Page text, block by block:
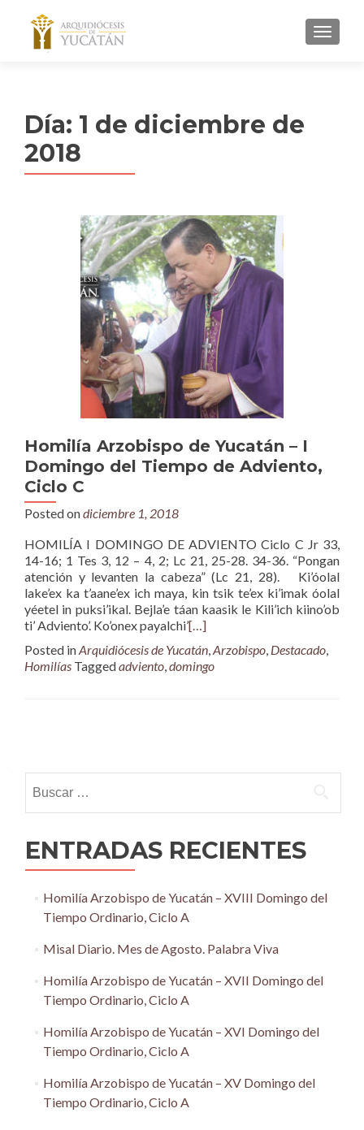
MENU
Día: 1 de diciembre de
2018
Homilía Arzobispo de Yucatán – I
Domingo del Tiempo de Adviento,
Ciclo C
Posted ondiciembre 1, 2018
HOMILÍA I DOMINGO DE ADVIENTO Ciclo C Jr 33,
14-16; 1 Tes 3, 12 – 4, 2; Lc 21, 25-28. 34-36. “Pongan
atención y levanten la cabeza” (Lc 21, 28). Ki’óolal
lake’ex ka t’aane’ex ich maya, kin tsik te’ex ki’imak óolal
yéetel in puksi’ikal. Bejla’e táan kaasik le Kili’ich kiino’ob
ti’ Adviento’. Ko’onex payalchi’[…]
Posted inArquidiócesis de Yucatán,Arzobispo, Destacado,
Homilías Taggedadviento,domingo
navigation
ENTRADAS RECIENTES
Homilía Arzobispo de Yucatán – XVIII Domingo del
Tiempo Ordinario, Ciclo A
Misal Diario. Mes de Agosto. Palabra Viva
Homilía Arzobispo de Yucatán – XVII Domingo del
Tiempo Ordinario, Ciclo A
Homilía Arzobispo de Yucatán – XVI Domingo del
Tiempo Ordinario, Ciclo A
Homilía Arzobispo de Yucatán – XV Domingo del
Tiempo Ordinario, Ciclo A